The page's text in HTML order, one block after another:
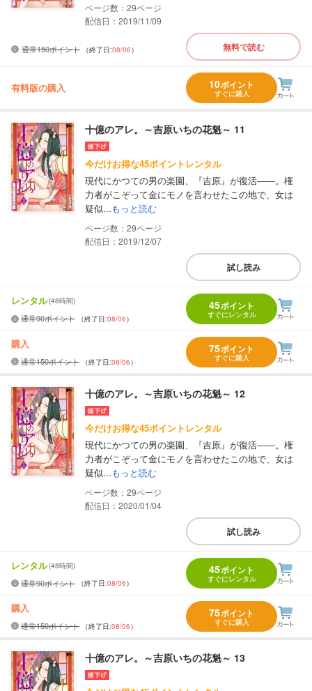
29
配信日：2019/11/09
通常150ポイント （終了日:08/06） 無料で読む
有料版の購入 10ポイント
すぐに購入
十億のアレ。～吉原いちの花魁～ 11
今だけお得な45ポイントレンタル
現代にかつての男の楽園、『吉原』が復活――。権
力者がこぞって金にモノを言わせたこの地で、女は
疑似...もっと読む
29
配信日：2019/12/07
試し読み
レンタル(48時間)
通常90ポイント （終了日:08/06）
45ポイント
すぐにレンタル
購入
通常150ポイント （終了日:08/06）
75ポイント
すぐに購入
十億のアレ。～吉原いちの花魁～ 12
今だけお得な45ポイントレンタル
現代にかつての男の楽園、『吉原』が復活――。権
力者がこぞって金にモノを言わせたこの地で、女は
疑似...もっと読む
29
配信日：2020/01/04
試し読み
レンタル(48時間)
通常90ポイント （終了日:08/06）
45ポイント
すぐにレンタル
購入
通常150ポイント （終了日:08/06）
75ポイント
すぐに購入
十億のアレ。～吉原いちの花魁～ 13